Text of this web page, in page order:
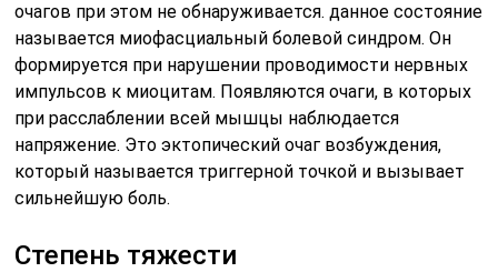
очагов при этом не обнаруживается. данное состояние
называется миофасциальный болевой синдром. Он
формируется при нарушении проводимости нервных
импульсов к миоцитам. Появляются очаги, в которых
при расслаблении всей мышцы наблюдается
напряжение. Это эктопический очаг возбуждения,
который называется триггерной точкой и вызывает
сильнейшую боль.
Степень тяжести